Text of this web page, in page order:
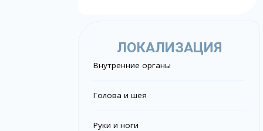
ЛОКАЛИЗАЦИЯ
Внутренние органы
Голова и шея
Руки и ноги